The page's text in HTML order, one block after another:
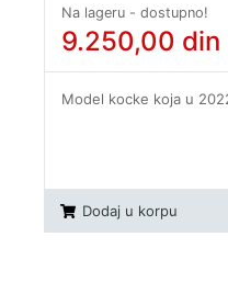
Na lageru - dostupno!
9.250,00 din
Model kocke koja u
Dodaj u korpu